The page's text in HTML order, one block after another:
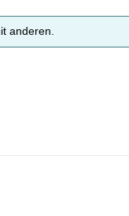
anderen.